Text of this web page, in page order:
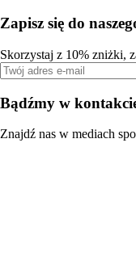
Zapisz się do
Skorzystaj z 10% zniżki,
Bądźmy w
Znajdź nas w mediach